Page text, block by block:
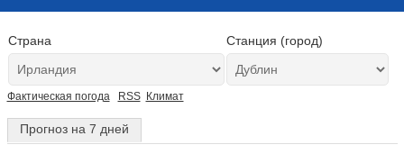
Страна Станция (город)
Фактическая погода RSS Климат
Прогноз на 7 дней